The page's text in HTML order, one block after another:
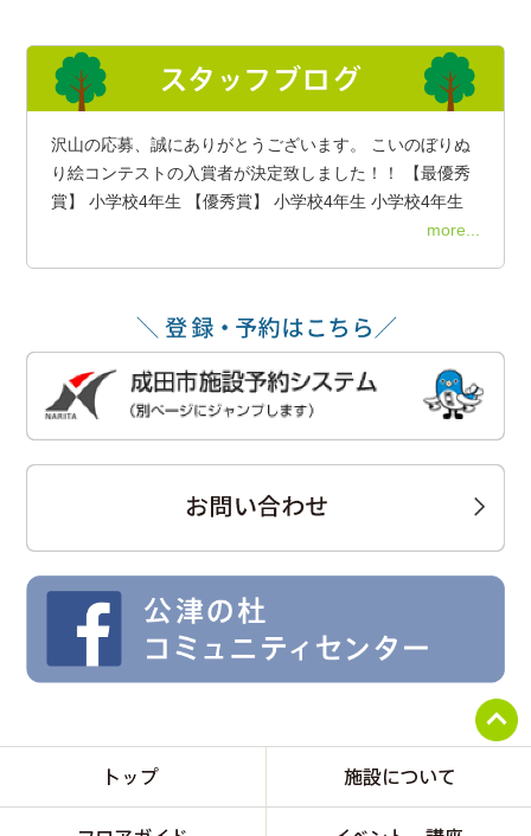
沢山の応募、誠にありがとうございます。 こいのぼりぬ
り絵コンテストの入賞者が決定致しました！！ 【最優秀
賞】 小学校4年生 【優秀賞】 小学校4年生 小学校4年生
more...